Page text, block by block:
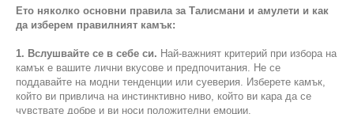
Ето няколко основни правила за Талисмани и амулети и как
да изберем правилният камък:
1. Вслушвайте се в себе си. Най-важният критерий при избора на
камък е вашите лични вкусове и предпочитания. Не се
поддавайте на модни тенденции или суеверия. Изберете камък,
който ви привлича на инстинктивно ниво, който ви кара да се
чувствате добре и ви носи положителни емоции.